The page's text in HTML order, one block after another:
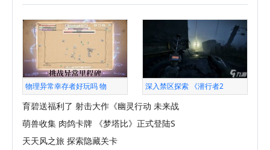
物理异常幸存者好玩吗 物 深入禁区探索 《潜行者2
育碧送福利了 射击大作《幽灵行动 未来战
萌兽收集 肉鸽卡牌 《梦塔比》正式登陆S
天天风之旅 探索隐藏关卡